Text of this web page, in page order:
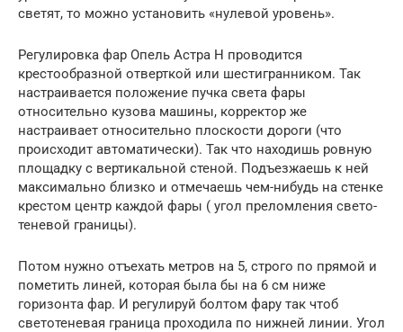
светят, то можно установить «нулевой уровень».
Регулировка фар Опель Астра H проводится
крестообразной отверткой или шестигранником. Так
настраивается положение пучка света фары
относительно кузова машины, корректор же
настраивает относительно плоскости дороги (что
происходит автоматически). Так что находишь ровную
площадку с вертикальной стеной. Подъезжаешь к ней
максимально близко и отмечаешь чем-нибудь на стенке
крестом центр каждой фары ( угол преломления свето-
теневой границы).
Потом нужно отъехать метров на 5, строго по прямой и
пометить линей, которая была бы на 6 см ниже
горизонта фар. И регулируй болтом фару так чтоб
светотеневая граница проходила по нижней линии. Угол